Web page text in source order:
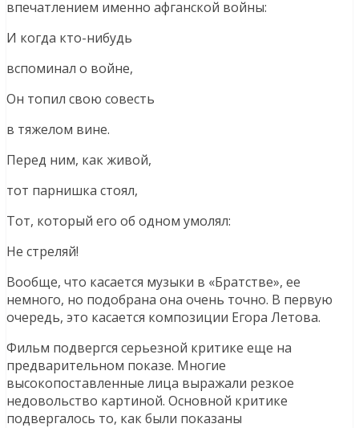
впечатлением именно афганской войны:
И когда кто-нибудь
вспоминал о войне,
Он топил свою совесть
в тяжелом вине.
Перед ним, как живой,
тот парнишка стоял,
Тот, который его об одном умолял:
Не стреляй!
Вообще, что касается музыки в «Братстве», ее
немного, но подобрана она очень точно. В первую
очередь, это касается композиции Егора Летова.
Фильм подвергся серьезной критике еще на
предварительном показе. Многие
высокопоставленные лица выражали резкое
недовольство картиной. Основной критике
подвергалось то, как были показаны